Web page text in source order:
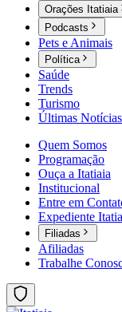
Orações Itatiaia
Podcasts
Pets e Animais
Política
Saúde
Trends
Turismo
Últimas Notícias
Quem Somos
Programação
Ouça a Itatiaia
Institucional
Entre em
Expediente
Filiadas
Afiliadas
Trabalhe